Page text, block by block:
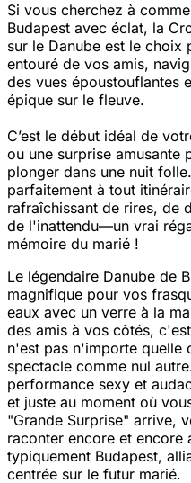
Si vous cherchez à
Budapest avec éclat, la
sur le Danube est le choix
entouré de vos amis,
des vues époustouflantes
épique sur le fleuve.
C’est le début idéal de
ou une surprise amusante
plonger dans une nuit
parfaitement à tout
rafraîchissant de rires, de
de l'inattendu—un vrai
mémoire du marié !
Le légendaire Danube de
magnifique pour vos
eaux avec un verre à la
des amis à vos côtés,
n'est pas n'importe quelle
spectacle comme nul
performance sexy et
et juste au moment où
"Grande Surprise" arrive,
raconter encore et encore
typiquement Budapest,
centrée sur le futur marié.